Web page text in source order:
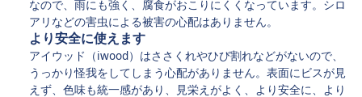
なので、雨にも強く、腐食がおこりにくくなっています。シロ
アリなどの害虫による被害の心配はありません。
より安全に使えます
アイウッド（iwood）はささくれやひび割れなどがないので、
うっかり怪我をしてしまう心配がありません。表面にビスが見
えず、色味も統一感があり、見栄えがよく、より安全に、より